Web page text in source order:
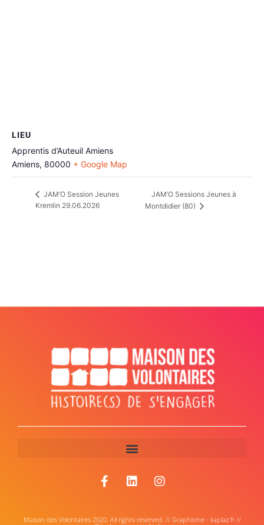
LIEU
Apprentis d’Auteuil Amiens
Amiens, 80000 + Google Map
JAM’O Session Jeunes
Kremlin 29.06.2026
JAM’O Sessions Jeunes à
Montdidier (80)
Maison des Volontaires 2020. All rights reserved. // Graphisme - kaplaz.fr //